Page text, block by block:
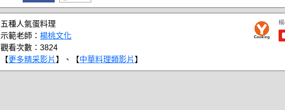
五種人氣蛋料理
示範老師： 楊桃文化
觀看次數：3824
【更多精采影片 】、【中華料理類影片 】